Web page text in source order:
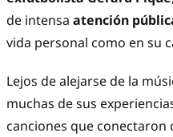
de intensa atención
vida personal como en su
Lejos de alejarse de la
muchas de sus
canciones que conectaron